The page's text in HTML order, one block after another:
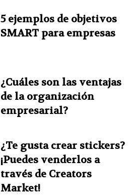
5 ejemplos de objetivos
SMART para empresas
¿Cuáles son las ventajas
de la organización
empresarial?
¿Te gusta crear stickers?
¡Puedes venderlos a
través de Creators
Market!